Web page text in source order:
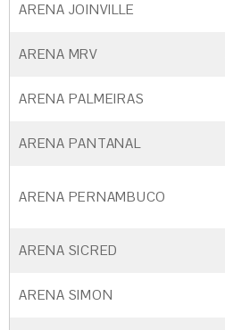
ARENA JOINVILLE
ARENA MRV
ARENA PALMEIRAS
ARENA PANTANAL
ARENA PERNAMBUCO
ARENA SICRED
ARENA SIMON